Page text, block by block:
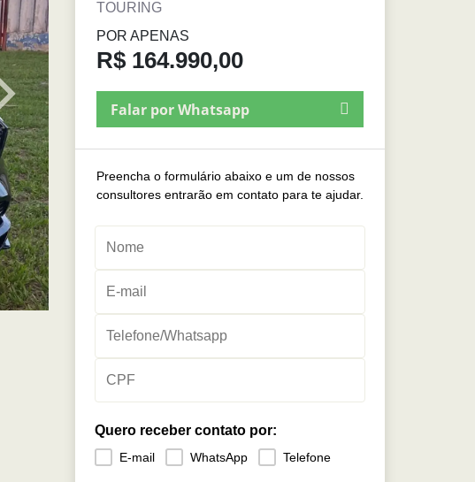
TOURING
POR APENAS
R$ 164.990,00
Falar por Whatsapp
Preencha o formulário abaixo e um de nossos
consultores entrarão em contato para te ajudar.
Quero receber contato por:
E-mail WhatsApp Telefone